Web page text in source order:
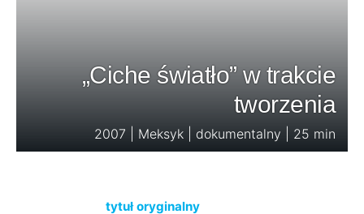
„Ciche światło” w trakcie
tworzenia
2007 | Meksyk | dokumentalny | 25 min
tytuł oryginalny